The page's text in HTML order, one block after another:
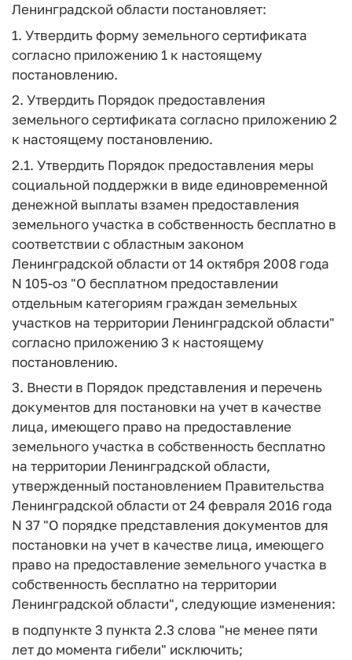
Ленинградской области постановляет:
1. Утвердить форму земельного сертификата
согласно приложению 1 к настоящему
постановлению.
2. Утвердить Порядок предоставления
земельного сертификата согласно приложению 2
к настоящему постановлению.
2.1. Утвердить Порядок предоставления меры
социальной поддержки в виде единовременной
денежной выплаты взамен предоставления
земельного участка в собственность бесплатно в
соответствии с областным законом
Ленинградской области от 14 октября 2008 года
N 105-оз "О бесплатном предоставлении
отдельным категориям граждан земельных
участков на территории Ленинградской области"
согласно приложению 3 к настоящему
постановлению.
3. Внести в Порядок представления и перечень
документов для постановки на учет в качестве
лица, имеющего право на предоставление
земельного участка в собственность бесплатно
на территории Ленинградской области,
утвержденный постановлением Правительства
Ленинградской области от 24 февраля 2016 года
N 37 "О порядке представления документов для
постановки на учет в качестве лица, имеющего
право на предоставление земельного участка в
собственность бесплатно на территории
Ленинградской области", следующие изменения:
в подпункте 3 пункта 2.3 слова "не менее пяти
лет до момента гибели" исключить;